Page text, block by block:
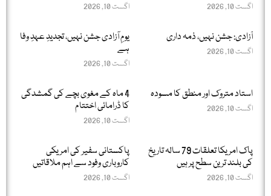
اگست 10, 2026 اگست 10, 2026
آزادی: جشن نہیں، ذمہ داری
اگست 10, 2026
یومِ آزادی جشن نہیں، تجدیدِ عہدِ وفا
ہے
اگست 10, 2026
استاد متروک اور منطق کا مسودہ
اگست 10, 2026
4 ماہ کے مغوی بچے کی گمشدگی
کا ڈرامائی اختتام
اگست 10, 2026
پاک امریکا تعلقات 79 سالہ تاریخ
کی بلند ترین سطح پر ہیں
اگست 10, 2026
پاکستانی سفیر کی امریکی
کاروباری وفود سے اہم ملاقاتیں
اگست 10, 2026